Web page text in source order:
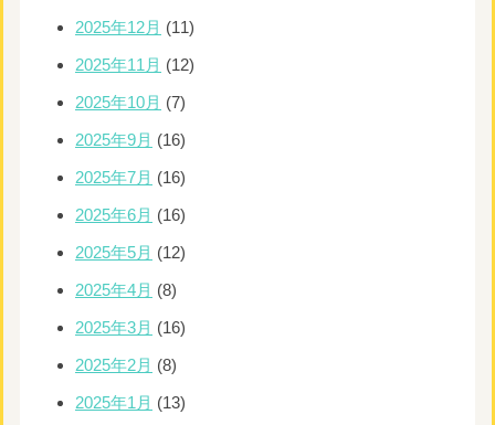
2025年12月 (11)
2025年11月 (12)
2025年10月 (7)
2025年9月 (16)
2025年7月 (16)
2025年6月 (16)
2025年5月 (12)
2025年4月 (8)
2025年3月 (16)
2025年2月 (8)
2025年1月 (13)